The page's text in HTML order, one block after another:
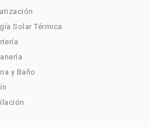
Solar Térmica
y Baño